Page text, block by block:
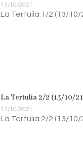
13/10/2021
La Tertulia 1/2 (13/10/
La Tertulia 2/2 (13/10/
13/10/2021
La Tertulia 2/2 (13/10/